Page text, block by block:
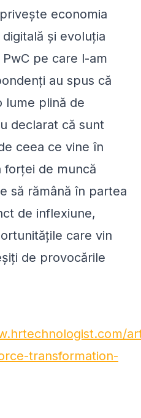
economia
și evoluția
pe care l-am
au spus că
lume plină de
declarat că sunt
ceea ce vine în
forței de muncă
să rămână în partea
de inflexiune,
care vin
de provocările
transformation-